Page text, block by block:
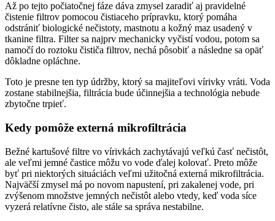
Až po tejto počiatočnej fáze dáva zmysel zaradiť aj pravidelné
čistenie filtrov pomocou čistiaceho prípravku, ktorý pomáha
odstrániť biologické nečistoty, mastnotu a kožný maz usadený v
tkanine filtra. Filter sa najprv mechanicky vyčistí vodou, potom sa
namočí do roztoku čističa filtrov, nechá pôsobiť a následne sa opäť
dôkladne opláchne.
Toto je presne ten typ údržby, ktorý sa majiteľovi vírivky vráti. Voda
zostane stabilnejšia, filtrácia bude účinnejšia a technológia nebude
zbytočne trpieť.
Kedy pomôže externá mikrofiltrácia
Bežné kartušové filtre vo vírivkách zachytávajú veľkú časť nečistôt,
ale veľmi jemné častice môžu vo vode ďalej kolovať. Preto môže
byť pri niektorých situáciách veľmi užitočná externá mikrofiltrácia.
Najväčší zmysel má po novom napustení, pri zakalenej vode, pri
zvýšenom množstve jemných nečistôt alebo vtedy, keď voda síce
vyzerá relatívne čisto, ale stále sa správa nestabilne.